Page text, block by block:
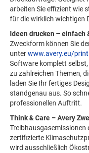
arbeiten Sie effizient wie
für die wirklich wichtigen
Ideen drucken – einfach
Zweckform können Sie
unterwww.avery.eu/print
Software komplett selbst,
zu zahlreichen Themen,
laden Sie Ihr fertiges
standgenau aus. So
professionellen Auftritt.
Think & Care – Avery
Treibhausgasemissionen
zertifizierte
wird ausschließlich